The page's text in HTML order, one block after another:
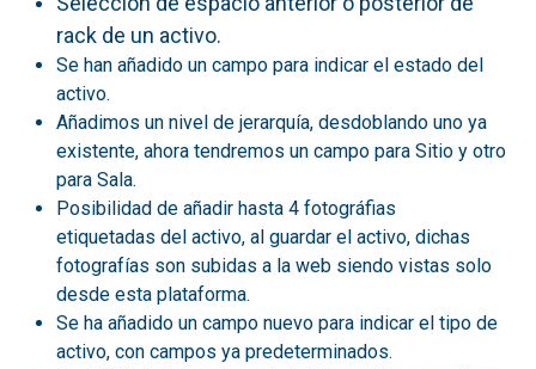
rack de un activo.
Se han añadido un campo para indicar el estado del
activo.
Añadimos un nivel de jerarquía, desdoblando uno ya
existente, ahora tendremos un campo para Sitio y otro
para Sala.
Posibilidad de añadir hasta 4 fotográfias
etiquetadas del activo, al guardar el activo, dichas
fotografías son subidas a la web siendo vistas solo
desde esta plataforma.
Se ha añadido un campo nuevo para indicar el tipo de
activo, con campos ya predeterminados.